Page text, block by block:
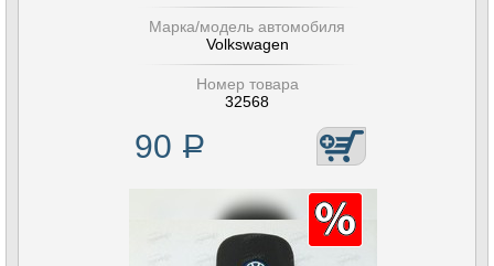
Марка/модель автомобиля
Volkswagen
Номер товара
32568
90 Р